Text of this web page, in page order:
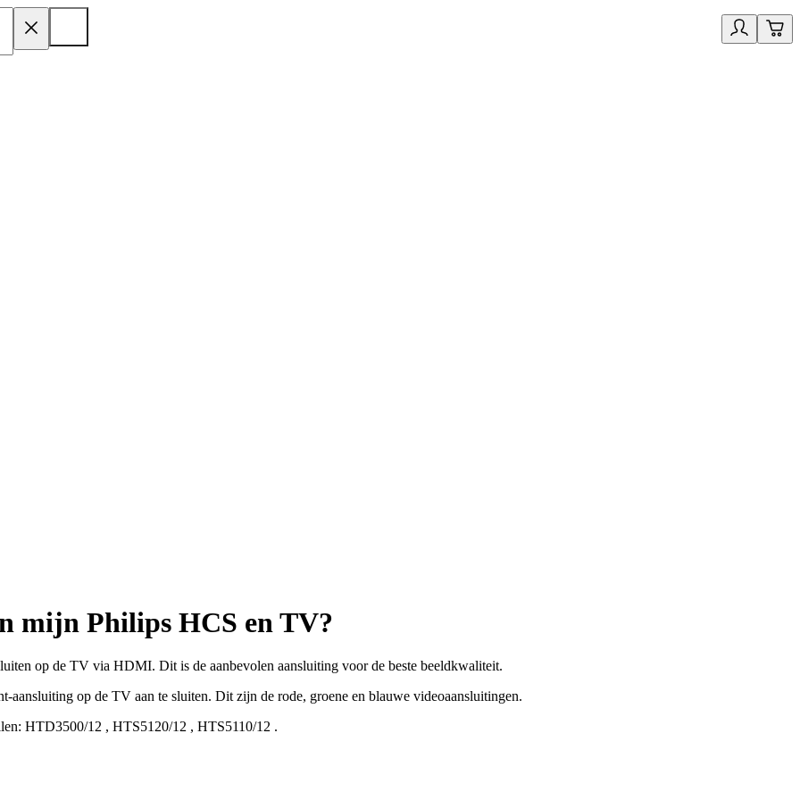
mijn Philips HCS en TV?
op de TV via HDMI. Dit is de aanbevolen aansluiting voor de beste beeldkwaliteit.
aansluiting op de TV aan te sluiten. Dit zijn de rode, groene en blauwe videoaansluitingen.
HTD3500/12 , HTS5120/12 , HTS5110/12 .